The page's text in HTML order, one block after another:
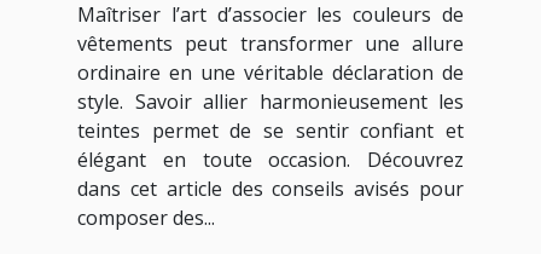
harmonie parfaite ?
Maîtriser l’art d’associer les couleurs de
vêtements peut transformer une allure
ordinaire en une véritable déclaration de
style. Savoir allier harmonieusement les
teintes permet de se sentir confiant et
élégant en toute occasion. Découvrez
dans cet article des conseils avisés pour
composer des...